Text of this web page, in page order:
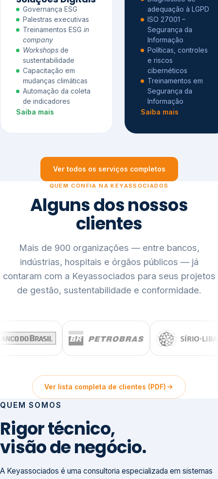
Governança ESG
Palestras executivas
Treinamentos ESG in
company
Workshops de
sustentabilidade
Capacitação em
mudanças climáticas
Automação da coleta
de indicadores
Saiba mais
adequação à LGPD
ISO 27001 –
Segurança da
Informação
Políticas, controles
e riscos
cibernéticos
Treinamentos em
Segurança da
Informação
Saiba mais
Ver todos os serviços completos
QUEM CONFIA NA KEYASSOCIADOS
Alguns dos nossos
clientes
Mais de 900 organizações — entre bancos,
indústrias, hospitais e órgãos públicos — já
contaram com a Keyassociados para seus projetos
de gestão, sustentabilidade e conformidade.
Ver lista completa de clientes (PDF)
QUEM SOMOS
Rigor técnico,
visão de negócio.
A Keyassociados é uma consultoria especializada em sistemas